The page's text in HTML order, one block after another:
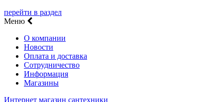
перейти в раздел
Меню
О компании
Новости
Оплата и доставка
Сотрудничество
Информация
Магазины
Интернет магазин сантехники